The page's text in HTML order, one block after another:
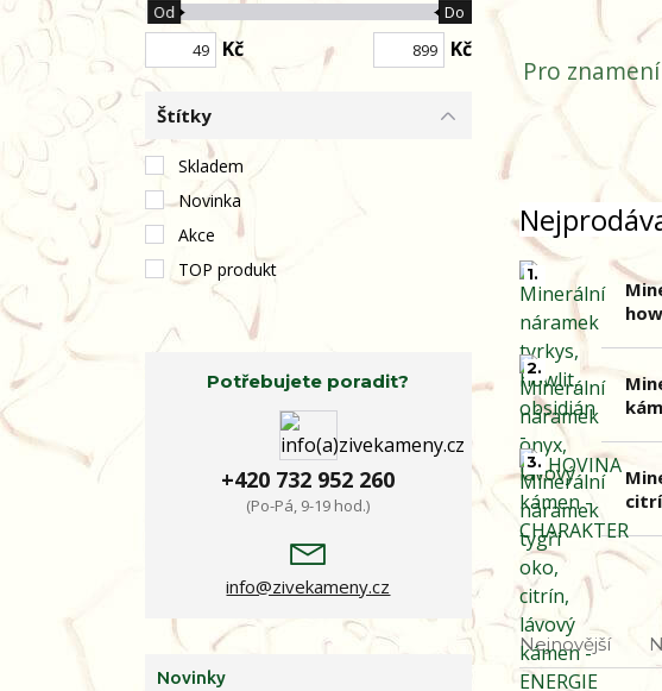
Pro
1.
2.
3.
Nejnovější
Kč
Od Do
Kč
Štítky
Skladem
Novinka
Akce
TOP produkt
Potřebujete poradit?
+420 732 952 260
(Po-Pá, 9-19 hod.)
info@zivekameny.cz
Novinky